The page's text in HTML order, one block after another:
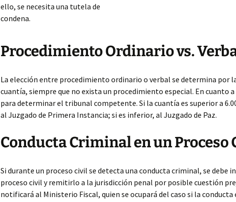
ello, se necesita una tutela de
condena.
Procedimiento Ordinario vs.
La elección entre procedimiento ordinario o verbal se determina por
cuantía, siempre que no exista un procedimiento especial. En cuanto
para determinar el tribunal competente. Si la cuantía es superior a
al Juzgado de Primera Instancia; si es inferior, al Juzgado de Paz.
Conducta Criminal en un Proceso
Si durante un proceso civil se detecta una conducta criminal, se debe
proceso civil y remitirlo a la jurisdicción penal por posible cuestión
notificará al Ministerio Fiscal, quien se ocupará del caso si la